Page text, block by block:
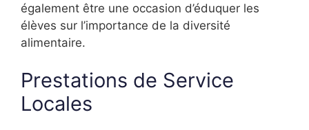
également être une occasion d’éduquer les
élèves sur l’importance de la diversité
alimentaire.
Prestations de Service
Locales